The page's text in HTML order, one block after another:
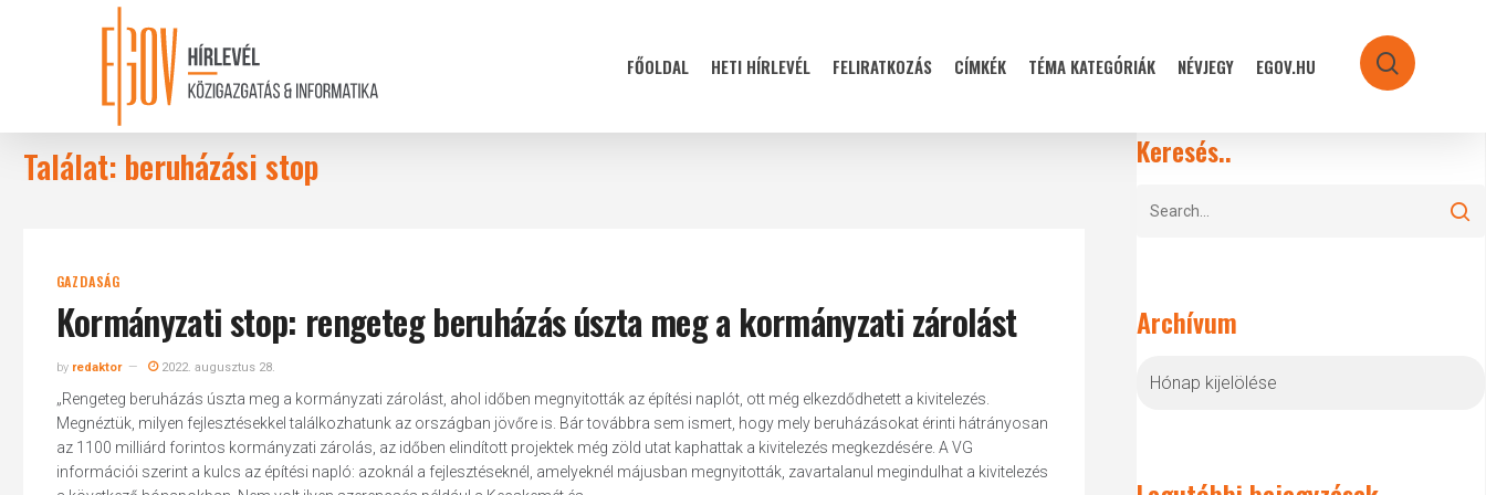
FŐOLDAL HETI HÍRLEVÉL FELIRATKOZÁS CÍMKÉK TÉMA KATEGÓRIÁK NÉVJEGY EGOV.HU search
Találat: beruházási stop
GAZDASÁG
Kormányzati stop: rengeteg beruházás úszta meg a kormányzati zárolást
by redaktor 2022. augusztus 28.
„Rengeteg beruházás úszta meg a kormányzati zárolást, ahol időben megnyitották az építési naplót, ott még elkezdődhetett a kivitelezés.
Megnéztük, milyen fejlesztésekkel találkozhatunk az országban jövőre is. Bár továbbra sem ismert, hogy mely beruházásokat érinti hátrányosan
az 1100 milliárd forintos kormányzati zárolás, az időben elindított projektek még zöld utat kaphattak a kivitelezés megkezdésére. A VG
információi szerint a kulcs az építési napló: azoknál a fejlesztéseknél, amelyeknél májusban megnyitották, zavartalanul megindulhat a kivitelezés
Keresés..
Archívum